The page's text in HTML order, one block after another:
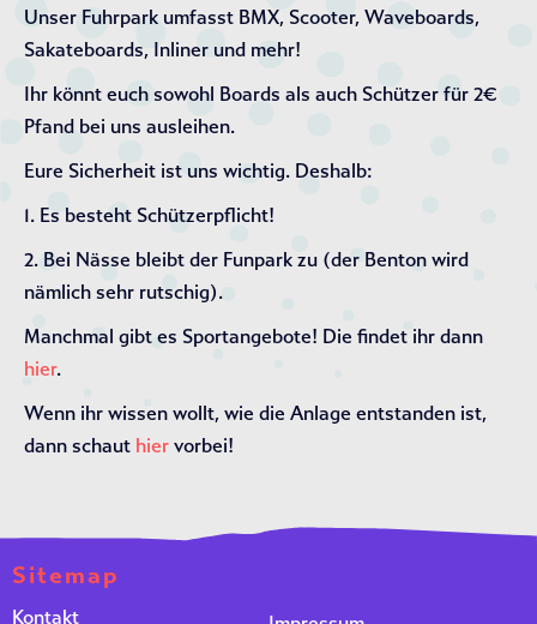
Unser Fuhrpark umfasst BMX, Scooter, Waveboards,
Sakateboards, Inliner und mehr!
Ihr könnt euch sowohl Boards als auch Schützer für 2€
Pfand bei uns ausleihen.
Eure Sicherheit ist uns wichtig. Deshalb:
1. Es besteht Schützerpflicht!
2. Bei Nässe bleibt der Funpark zu (der Benton wird
nämlich sehr rutschig).
Manchmal gibt es Sportangebote! Die findet ihr dann
hier.
Wenn ihr wissen wollt, wie die Anlage entstanden ist,
dann schaut hier vorbei!
Sitemap
Kontakt